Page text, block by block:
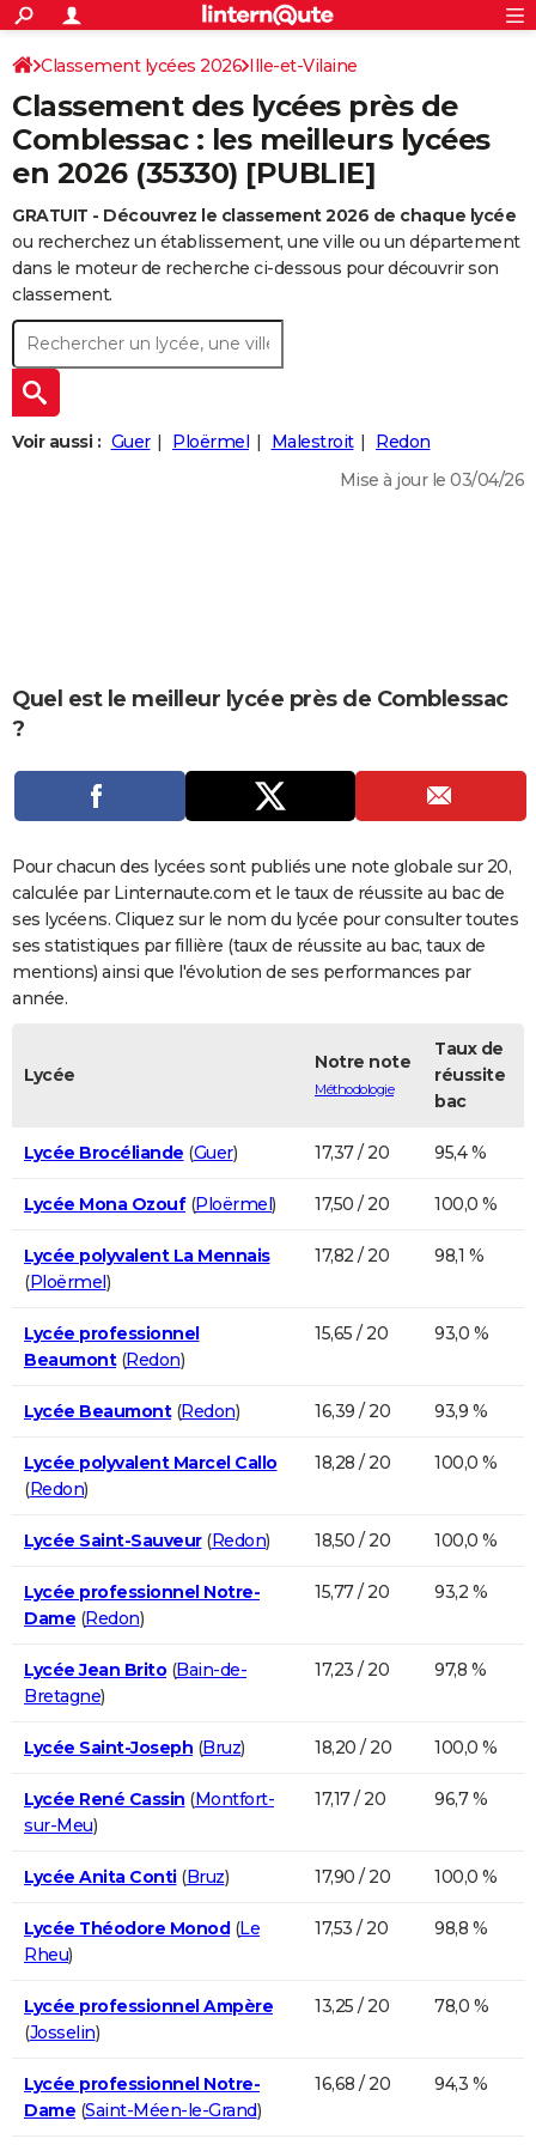
ACTUALITÉS
Politique
Société
Faits Divers
Education
Monde
Villes
+
SPORT
Coupe du monde 2026
Football
Tennis
Cyclisme
Rugby
Forum
CULTURE
Programme TV
TNT
Streaming
Cinéma
Sorties cinéma
Musique
+
FINANCE
Retraite
Impôts
Epargne
Immobilier
Risques naturels par ville
Banque
Assurance
Crédit
AUTO
Essais
Réserver un essai
Citadines
Berlines
SUV
Forum auto
+
HIGH-TECH
BRICOLAGE
Forum
Aménagement intérieur
Extérieur
Cuisine
Salle de bains
Jardinage
Rangement
+WEEK-END
Guides de France
Escapades
Patrimoine
Expositions
Musées
Week-end nature
+
LIFESTYLE
CARTE DE VOEUX
Dictionnaire
Biographies
Expressions
Proverbes
PROGRAMME TV
COPAINS D'AVANT
S'inscrire
Se connecter
Lycées
Collèges
Primaires
Universités
Entreprises
Service militaire
Avis de recherche
AVIS DE DÉCÈS
FORUM
Bricolage
Lifestyle
Culture
Sport
Auto
Television
Voyage
Cinema
S'inscrire
Connexion
Classement lycées 2026 Ille-et-Vilaine
Classement des lycées près de
Comblessac : les meilleurs lycées
en 2026 (35330) [PUBLIE]
GRATUIT - Découvrez le classement 2026 de chaque lycée
ou recherchez un établissement, une ville ou un département
dans le moteur de recherche ci-dessous pour découvrir son
classement.
Voir aussi : Guer Ploërmel Malestroit
Redon
Mise à jour le 03/04/26
Quel est le meilleur lycée près de Comblessac
?
Pour chacun des lycées sont publiés une note globale sur 20,
calculée par Linternaute.com et le taux de réussite au bac de
ses lycéens. Cliquez sur le nom du lycée pour consulter toutes
ses statistiques par fillière (taux de réussite au bac, taux de
mentions) ainsi que l'évolution de ses performances par
année.
Lycée
Notre note
Méthodologie
Taux de
réussite
bac
Lycée Brocéliande (Guer) 17,37 / 20 95,4 %
Lycée Mona Ozouf(Ploërmel) 17,50 / 20 100,0 %
Lycée polyvalent La Mennais
(Ploërmel)
17,82 / 20 98,1 %
Lycée professionnel
Beaumont(Redon)
15,65 / 20 93,0 %
Lycée Beaumont(Redon) 16,39 / 20 93,9 %
Lycée polyvalent Marcel Callo
(Redon)
18,28 / 20 100,0 %
Lycée Saint-Sauveur(Redon) 18,50 / 20 100,0 %
Lycée professionnel Notre-
Dame (Redon)
15,77 / 20 93,2 %
Lycée Jean Brito (Bain-de-
Bretagne)
17,23 / 20 97,8 %
Lycée Saint-Joseph (Bruz) 18,20 / 20 100,0 %
Lycée René Cassin (Montfort-
sur-Meu)
17,17 / 20 96,7 %
Lycée Anita Conti(Bruz) 17,90 / 20 100,0 %
Lycée Théodore Monod(Le
Rheu)
17,53 / 20 98,8 %
Lycée professionnel Ampère
(Josselin)
13,25 / 20 78,0 %
Lycée professionnel Notre-
Dame (Saint-Méen-le-Grand)
16,68 / 20 94,3 %